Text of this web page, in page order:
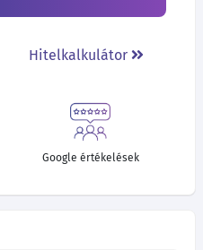
Hitelkalkulátor
Google értékelések